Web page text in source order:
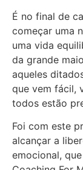
É no final de
começar uma
uma vida
da grande
aqueles
que vem fácil,
todos estão
Foi com este
alcançar a
emocional,